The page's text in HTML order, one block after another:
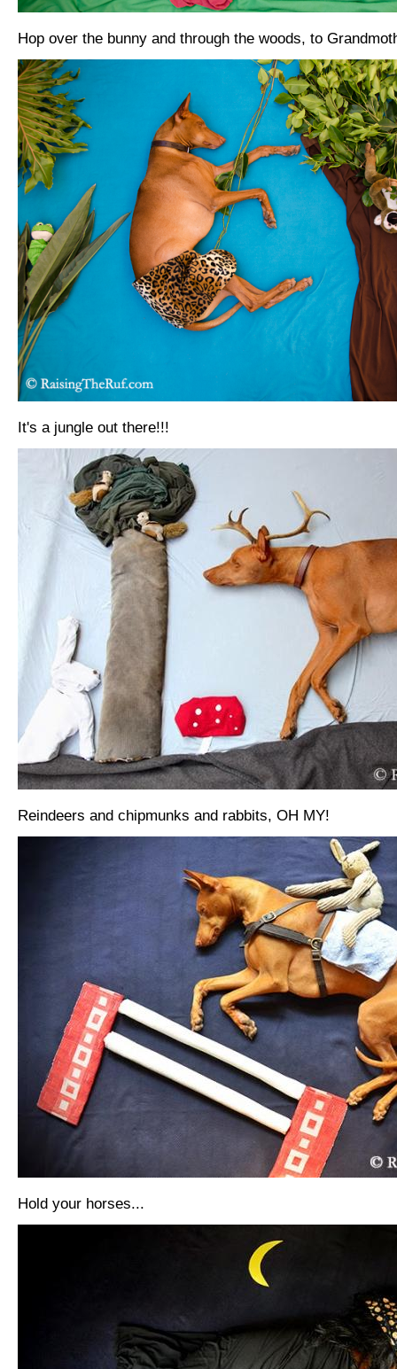
Hop over the bunny and through the woods, to
It's a jungle out there!!!
Reindeers and chipmunks and rabbits, OH MY!
Hold your horses...